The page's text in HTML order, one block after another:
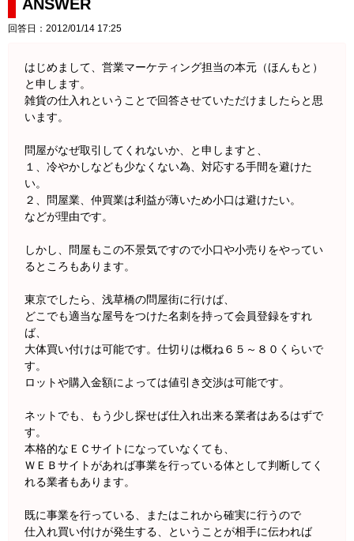
ANSWER
回答日：2012/01/14 17:25
はじめまして、営業マーケティング担当の本元（ほんもと）
と申します。
雑貨の仕入れということで回答させていただけましたらと思
います。
問屋がなぜ取引してくれないか、と申しますと、
１、冷やかしなども少なくない為、対応する手間を避けた
い。
２、問屋業、仲買業は利益が薄いため小口は避けたい。
などが理由です。
しかし、問屋もこの不景気ですので小口や小売りをやってい
るところもあります。
東京でしたら、浅草橋の問屋街に行けば、
どこでも適当な屋号をつけた名刺を持って会員登録をすれ
ば、
大体買い付けは可能です。仕切りは概ね６５～８０くらいで
す。
ロットや購入金額によっては値引き交渉は可能です。
ネットでも、もう少し探せば仕入れ出来る業者はあるはずで
す。
本格的なＥＣサイトになっていなくても、
ＷＥＢサイトがあれば事業を行っている体として判断してく
れる業者もあります。
既に事業を行っている、またはこれから確実に行うので
仕入れ買い付けが発生する、ということが相手に伝われば